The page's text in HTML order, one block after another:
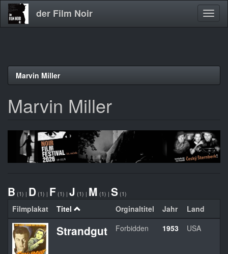
Direkt
der Film Noir
Marvin Miller
Marvin Miller
B (1) | D (1) | F (1) | J (1) | M (1) | S (1)
Filmplakat Titel Orginaltitel Jahr Land
Strandgut Forbidden 1953 USA